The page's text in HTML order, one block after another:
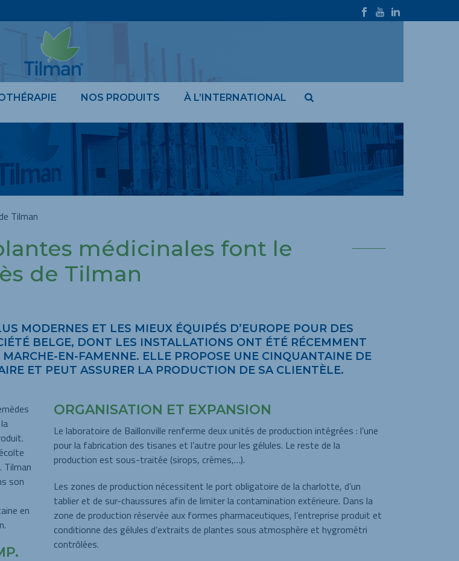
NOS PRODUITS À L’INTERNATIONAL
Tilman
médicinales font le
de Tilman
MODERNES ET LES MIEUX ÉQUIPÉS D’EUROPE POUR DES
BELGE, DONT LES INSTALLATIONS ONT ÉTÉ RÉCEMMENT
EN-FAMENNE. ELLE PROPOSE UNE CINQUANTAINE DE
ET PEUT ASSURER LA PRODUCTION DE SA CLIENTÈLE.
Tilman
son
en
ORGANISATION ET EXPANSION
Le laboratoire de Baillonville renferme deux unités de production intégrées : l’une
pour la fabrication des tisanes et l’autre pour les gélules. Le reste de la
production est sous-traitée (sirops, crèmes,…).
Les zones de production nécessitent le port obligatoire de la charlotte, d’un
tablier et de sur-chaussures afin de limiter la contamination extérieure. Dans la
zone de production réservée aux formes pharmaceutiques, l’entreprise produit et
conditionne des gélules d’extraits de plantes sous atmosphère et hygrométri
contrôlées.